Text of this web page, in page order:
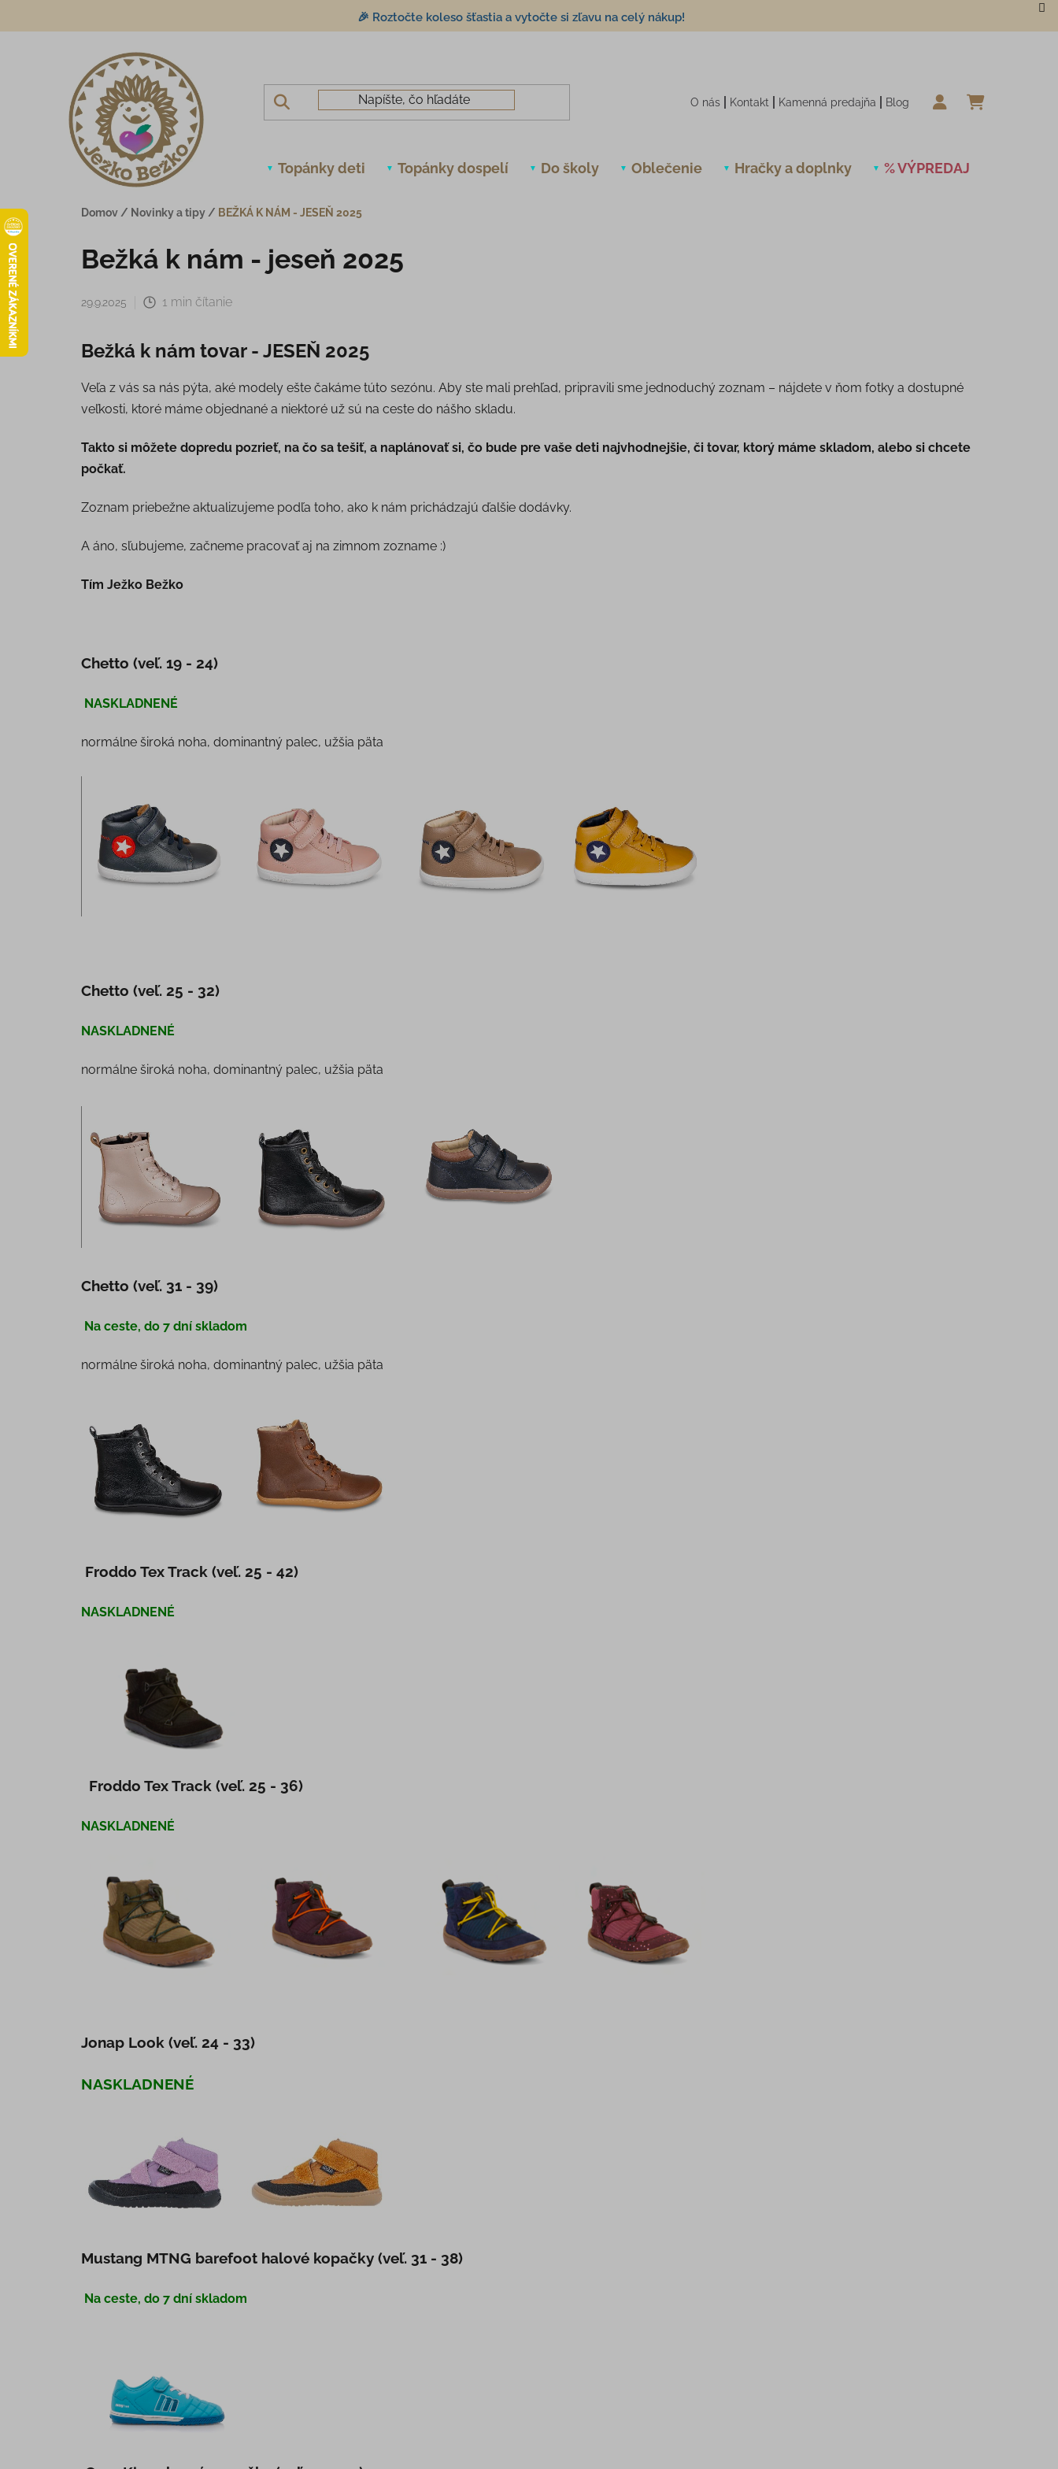
🎉 Roztočte koleso šťastia a vytočte si zľavu na celý nákup!
O nás Kontakt Kamenná predajňa Blog
Topánky deti Topánky dospelí Do školy Oblečenie Hračky a doplnky % VÝPREDAJ
Domov / Novinky a tipy / BEŽKÁ K NÁM - JESEŇ 2025
Bežká k nám - jeseň 2025
29.9.2025 1 min čítanie
Bežká k nám tovar - JESEŇ 2025
Veľa z vás sa nás pýta, aké modely ešte čakáme túto sezónu. Aby ste mali prehľad, pripravili sme jednoduchý zoznam – nájdete v ňom fotky a dostupné
veľkosti, ktoré máme objednané a niektoré už sú na ceste do nášho skladu.
Takto si môžete dopredu pozrieť, na čo sa tešiť, a naplánovať si, čo bude pre vaše deti najvhodnejšie, či tovar, ktorý máme skladom, alebo si chcete
počkať.
Zoznam priebežne aktualizujeme podľa toho, ako k nám prichádzajú ďalšie dodávky.
A áno, sľubujeme, začneme pracovať aj na zimnom zozname :)
Tím Ježko Bežko
Chetto (veľ. 19 - 24)
NASKLADNENÉ
normálne široká noha, dominantný palec, užšia päta
Chetto (veľ. 25 - 32)
NASKLADNENÉ
normálne široká noha, dominantný palec, užšia päta
Chetto (veľ. 31 - 39)
Na ceste, do 7 dní skladom
normálne široká noha, dominantný palec, užšia päta
Froddo Tex Track (veľ. 25 - 42)
NASKLADNENÉ
Froddo Tex Track (veľ. 25 - 36)
NASKLADNENÉ
Jonap Look (veľ. 24 - 33)
NASKLADNENÉ
Mustang MTNG barefoot halové kopačky (veľ. 31 - 38)
Na ceste, do 7 dní skladom